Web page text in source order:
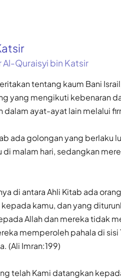
Al-Quraisyi bin Katsir
tentang kaum Bani
yang mengikuti kebenaran
dalam ayat-ayat lain melalui
ada golongan yang berlaku
malam hari, sedangkan
di antara Ahli Kitab ada
kamu, dan yang
Allah dan mereka tidak
memperoleh pahala di
(Ali Imran:199)
telah Kami datangkan